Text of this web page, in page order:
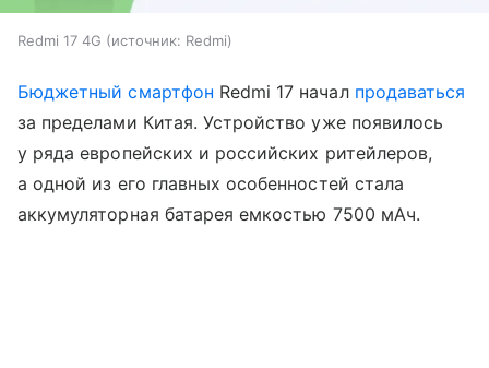
Redmi 17 4G источник: Redmi
Бюджетный смартфон Redmi 17 начал продаваться
за пределами Китая. Устройство уже появилось
у ряда европейских и российских ритейлеров,
а одной из его главных особенностей стала
аккумуляторная батарея емкостью 7500 мАч.